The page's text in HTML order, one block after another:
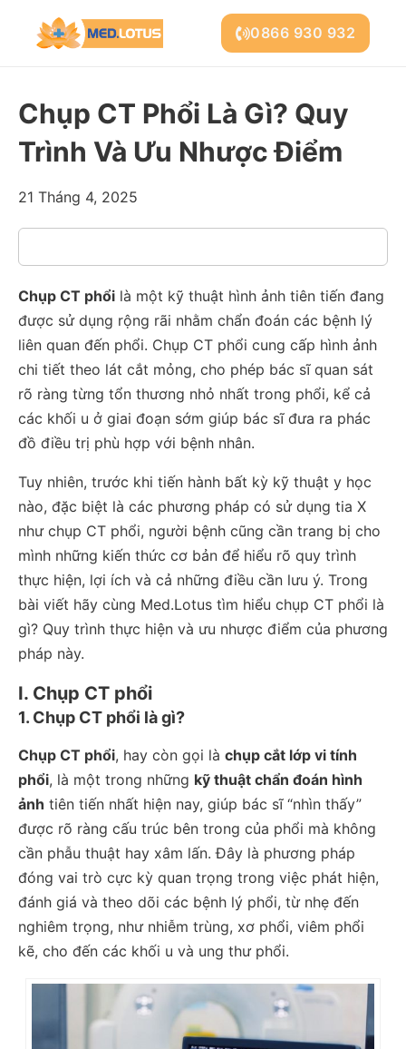
0866 930 932
Chụp CT Phổi Là Gì? Quy
Trình Và Ưu Nhược Điểm
21 Tháng 4, 2025
Chụp CT phổi là một kỹ thuật hình ảnh tiên tiến đang
được sử dụng rộng rãi nhằm chẩn đoán các bệnh lý
liên quan đến phổi. Chụp CT phổi cung cấp hình ảnh
chi tiết theo lát cắt mỏng, cho phép bác sĩ quan sát
rõ ràng từng tổn thương nhỏ nhất trong phổi, kể cả
các khối u ở giai đoạn sớm giúp bác sĩ đưa ra phác
đồ điều trị phù hợp với bệnh nhân.
Tuy nhiên, trước khi tiến hành bất kỳ kỹ thuật y học
nào, đặc biệt là các phương pháp có sử dụng tia X
như chụp CT phổi, người bệnh cũng cần trang bị cho
mình những kiến thức cơ bản để hiểu rõ quy trình
thực hiện, lợi ích và cả những điều cần lưu ý. Trong
bài viết hãy cùng Med.Lotus tìm hiểu chụp CT phổi là
gì? Quy trình thực hiện và ưu nhược điểm của phương
pháp này.
I. Chụp CT phổi
1. Chụp CT phổi là gì?
Chụp CT phổi, hay còn gọi là chụp cắt lớp vi tính
phổi, là một trong những kỹ thuật chẩn đoán hình
ảnh tiên tiến nhất hiện nay, giúp bác sĩ “nhìn thấy”
được rõ ràng cấu trúc bên trong của phổi mà không
cần phẫu thuật hay xâm lấn. Đây là phương pháp
đóng vai trò cực kỳ quan trọng trong việc phát hiện,
đánh giá và theo dõi các bệnh lý phổi, từ nhẹ đến
nghiêm trọng, như nhiễm trùng, xơ phổi, viêm phổi
kẽ, cho đến các khối u và ung thư phổi.